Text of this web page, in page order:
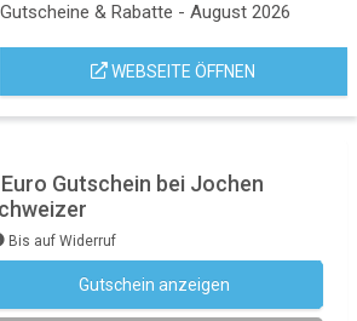
Gutscheine & Rabatte - August 2026
WEBSEITE ÖFFNEN
Gutschein bei Jochen
Bis auf Widerruf
Gutschein anzeigen